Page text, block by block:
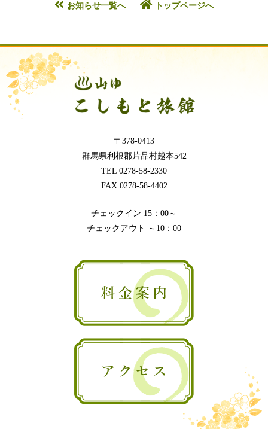
お知らせ一覧へ トップページへ
〒378-0413
群馬県利根郡片品村越本542
TEL 0278-58-2330
FAX 0278-58-4402
チェックイン 15：00～
チェックアウト ～10：00